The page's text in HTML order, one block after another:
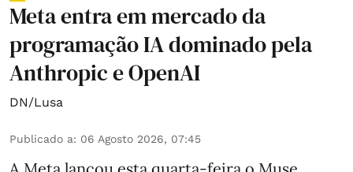
Meta entra em mercado da
programação IA dominado pela
Anthropic e OpenAI
DN/Lusa
Publicado a: 06 Agosto 2026, 07:45